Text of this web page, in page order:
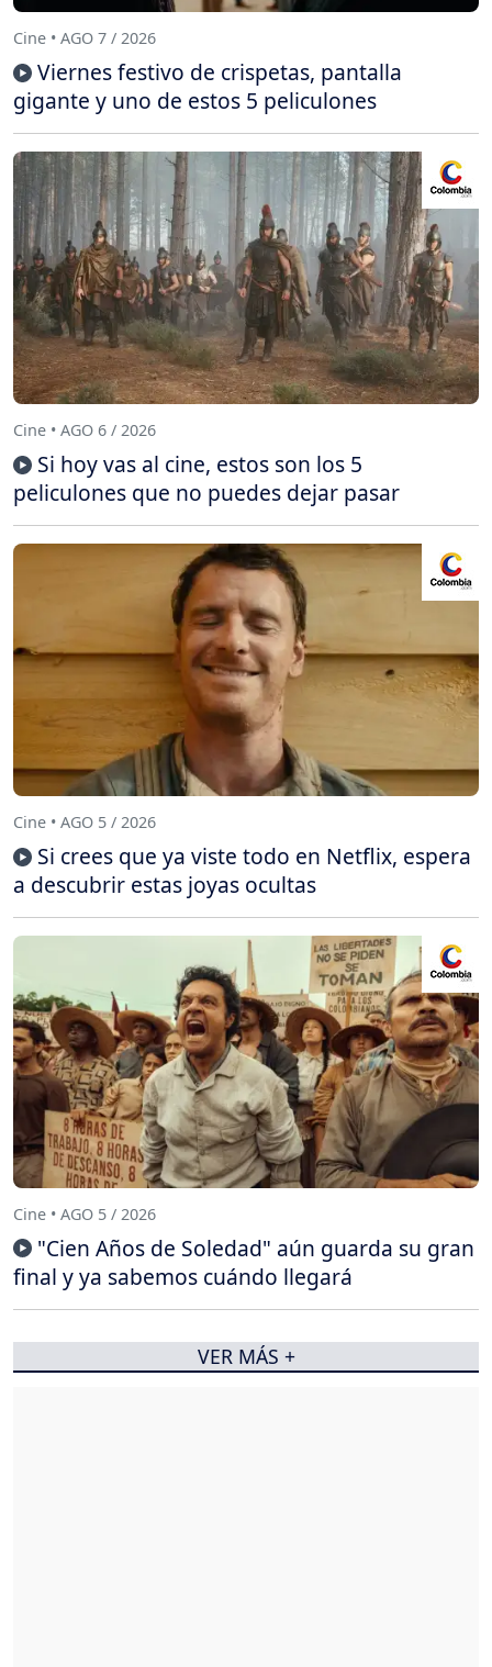
Cine • AGO 7 / 2026
Viernes festivo de crispetas, pantalla
gigante y uno de estos 5 peliculones
Cine • AGO 6 / 2026
Si hoy vas al cine, estos son los 5
peliculones que no puedes dejar pasar
Cine • AGO 5 / 2026
Si crees que ya viste todo en Netflix, espera
a descubrir estas joyas ocultas
Cine • AGO 5 / 2026
"Cien Años de Soledad" aún guarda su gran
final y ya sabemos cuándo llegará
VER MÁS +